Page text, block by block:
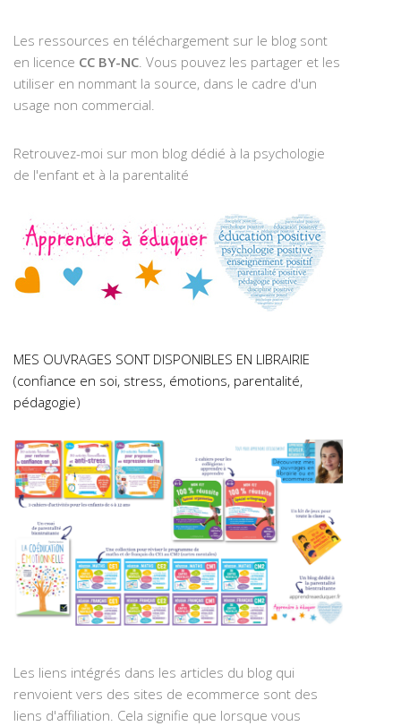
Les ressources en téléchargement sur le blog sont
en licence CC BY-NC. Vous pouvez les partager et les
utiliser en nommant la source, dans le cadre d'un
usage non commercial.
Retrouvez-moi sur mon blog dédié à la psychologie
de l'enfant et à la parentalité
MES OUVRAGES SONT DISPONIBLES EN LIBRAIRIE
(confiance en soi, stress, émotions, parentalité,
pédagogie)
Les liens intégrés dans les articles du blog qui
renvoient vers des sites de ecommerce sont des
liens d'affiliation. Cela signifie que lorsque vous